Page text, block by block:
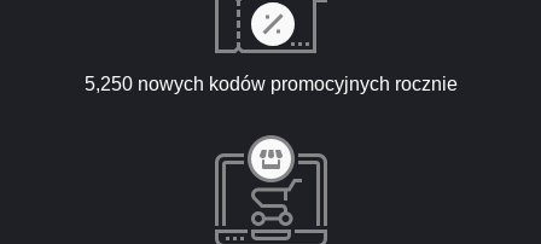
5,250 nowych kodów promocyjnych rocznie